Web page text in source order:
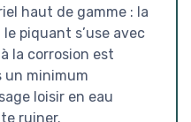
haut de gamme : la
piquant s’use avec
la corrosion est
un minimum
loisir en eau
ruiner.